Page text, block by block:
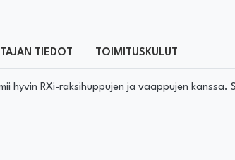
TIEDOT TOIMITUSKULUT
hyvin RXi-raksihuppujen ja vaappujen kanssa.